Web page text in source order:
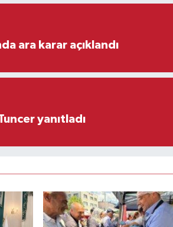
ara karar açıklandı
yanıtladı